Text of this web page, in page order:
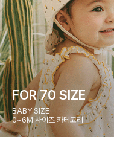
FOR 70 SIZE
BABY SIZE
0~6M 사이즈 카테고리